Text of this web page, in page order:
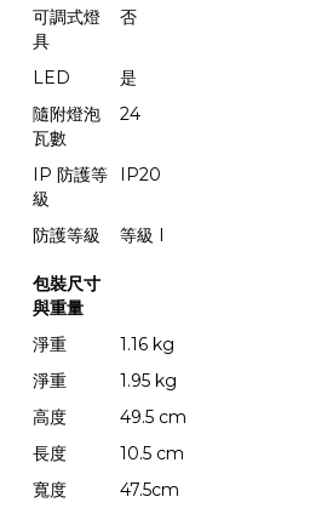
可調式燈
具
否
LED 是
隨附燈泡
瓦數
24
IP 防護等
級
IP20
防護等級 等級 I
包裝尺寸
與重量
淨重
1.16 kg
淨重
1.95 kg
高度
49.5 cm
長度
10.5 cm
寬度
47.5cm